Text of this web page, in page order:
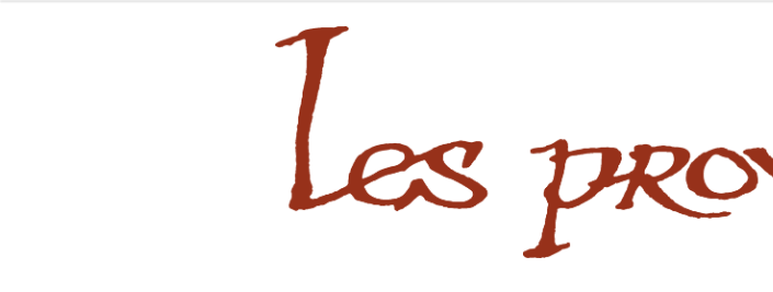
Aller
navigation
Aller
contenu